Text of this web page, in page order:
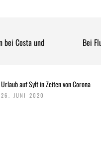
bei Costa und
Bei
Urlaub auf Sylt in Zeiten von Corona
26. JUNI 2020